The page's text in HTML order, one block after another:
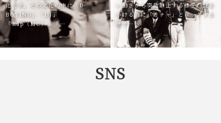
化です。その文化の中に「B-
BOYING」「DJ」
「Rap（MC）」「…
い動きから突然静止する様子が鍵を
かける時に「カチャ」とロックする
様子…
SNS